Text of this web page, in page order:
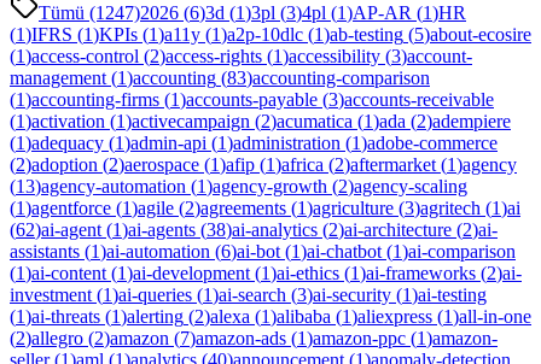
Tümü (1247)2026 (6)3d (1)3pl (3)4pl (1)AP-AR (1)HR
(1)IFRS (1)KPIs (1)a11y (1)a2p-10dlc (1)ab-testing (5)about-ecosire
(1)access-control (2)access-rights (1)accessibility (3)account-
management (1)accounting (83)accounting-comparison
(1)accounting-firms (1)accounts-payable (3)accounts-receivable
(1)activation (1)activecampaign (2)acumatica (1)ada (2)adempiere
(1)adequacy (1)admin-api (1)administration (1)adobe-commerce
(2)adoption (2)aerospace (1)afip (1)africa (2)aftermarket (1)agency
(13)agency-automation (1)agency-growth (2)agency-scaling
(1)agentforce (1)agile (2)agreements (1)agriculture (3)agritech (1)ai
(62)ai-agent (1)ai-agents (38)ai-analytics (2)ai-architecture (2)ai-
assistants (1)ai-automation (6)ai-bot (1)ai-chatbot (1)ai-comparison
(1)ai-content (1)ai-development (1)ai-ethics (1)ai-frameworks (2)ai-
investment (1)ai-queries (1)ai-search (3)ai-security (1)ai-testing
(1)ai-threats (1)alerting (2)alexa (1)alibaba (1)aliexpress (1)all-in-one
(2)allegro (2)amazon (7)amazon-ads (1)amazon-ppc (1)amazon-
seller(1)aml (1)analytics (40)announcement (1)anomaly-detection